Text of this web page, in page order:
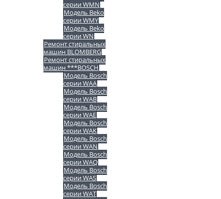
серии WMN
Модель Beko
серии WMY
Модель Beko
серии WN
Ремонт стиральных
машин BLOMBERG
Ремонт стиральных
машин ***BOSCH
Модель Bosch
серии WAA
Модель Bosch
серии WAB
Модель Bosch
серии WAE
Модель Bosch
серии WAK
Модель Bosch
серии WAN
Модель Bosch
серии WAQ
Модель Bosch
серии WAS
Модель Bosch
серии WAT